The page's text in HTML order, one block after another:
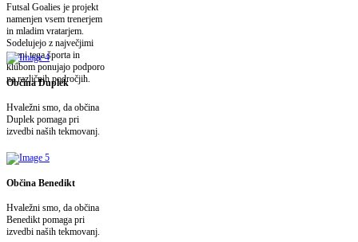
Futsal Goalies je projekt
namenjen vsem trenerjem
in mladim vratarjem.
Sodelujejo z največjimi
imeni tega športa in
klubom ponujajo podporo
na različnih področjih.
Občina Duplek
Hvaležni smo, da občina
Duplek pomaga pri
izvedbi naših tekmovanj.
Občina Benedikt
Hvaležni smo, da občina
Benedikt pomaga pri
izvedbi naših tekmovanj.